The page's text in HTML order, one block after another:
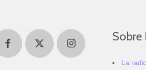
Sobre
La radio